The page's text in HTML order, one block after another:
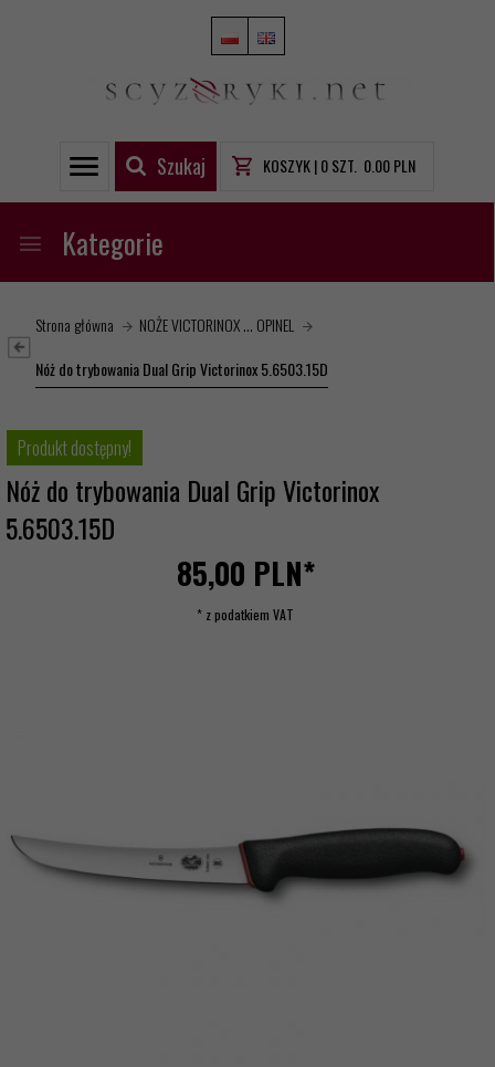
Szukaj KOSZYK |0SZT. 0.00PLN
Kategorie
Strona główna
NOŻE VICTORINOX ... OPINEL
Nóż do trybowania Dual Grip Victorinox 5.6503.15D
Produkt dostępny!
Nóż do trybowania Dual Grip Victorinox
5.6503.15D
85,00 PLN*
* z podatkiem VAT